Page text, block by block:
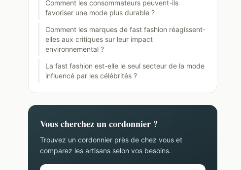
Comment les consommateurs peuvent-ils
favoriser une mode plus durable ?
Comment les marques de fast fashion réagissent-
elles aux critiques sur leur impact
environnemental ?
La fast fashion est-elle le seul secteur de la mode
influencé par les célébrités ?
Vous cherchez un cordonnier ?
Trouvez un cordonnier près de chez vous et
comparez les artisans selon vos besoins.